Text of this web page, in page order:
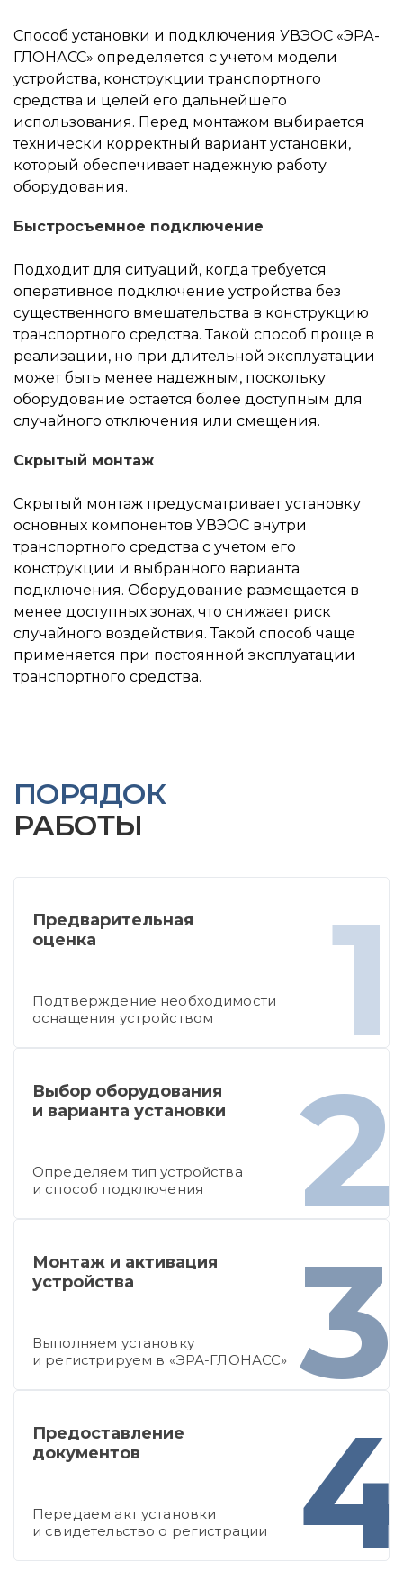
Способ установки и подключения УВЭОС «ЭРА-
ГЛОНАСС» определяется с учетом модели
устройства, конструкции транспортного
средства и целей его дальнейшего
использования. Перед монтажом выбирается
технически корректный вариант установки,
который обеспечивает надежную работу
оборудования.
Быстросъемное подключение
Подходит для ситуаций, когда требуется
оперативное подключение устройства без
существенного вмешательства в конструкцию
транспортного средства. Такой способ проще в
реализации, но при длительной эксплуатации
может быть менее надежным, поскольку
оборудование остается более доступным для
случайного отключения или смещения.
Скрытый монтаж
Скрытый монтаж предусматривает установку
основных компонентов УВЭОС внутри
транспортного средства с учетом его
конструкции и выбранного варианта
подключения. Оборудование размещается в
менее доступных зонах, что снижает риск
случайного воздействия. Такой способ чаще
применяется при постоянной эксплуатации
транспортного средства.
ПОРЯДОК
РАБОТЫ
1
Предварительная
оценка
Подтверждение необходимости
оснащения устройством
2
Выбор оборудования
и варианта установки
Определяем тип устройства
и способ подключения
3
Монтаж и активация
устройства
Выполняем установку
и регистрируем в «ЭРА-ГЛОНАСС»
Предоставление
документов
Передаем акт установки
и свидетельство о регистрации
Ваше имя *
Телефон *
Я согласен(на) наобработку
персональных данных
ОТПРАВИТЬ
Ваше имя
Телефон *
Я согласен(на) наобработку
персональных данных
ОТПРАВИТЬ